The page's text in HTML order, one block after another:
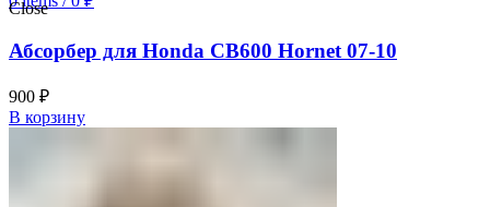
Close
Абсорбер для Honda CB600 Hornet 07-10
900 ₽
В корзину